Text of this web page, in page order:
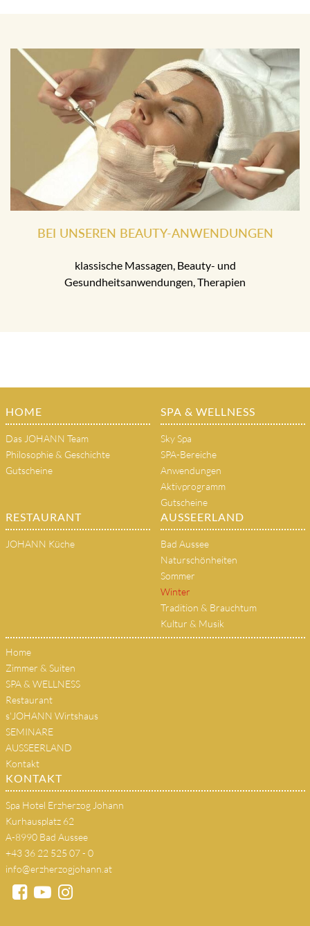
BEI UNSEREN BEAUTY-ANWENDUNGEN
klassische Massagen, Beauty- und
Gesundheitsanwendungen, Therapien
HOME
Das JOHANN Team
Philosophie & Geschichte
Gutscheine
SPA & WELLNESS
Sky Spa
SPA-Bereiche
Anwendungen
Aktivprogramm
Gutscheine
RESTAURANT
JOHANN Küche
AUSSEERLAND
Bad Aussee
Naturschönheiten
Sommer
Winter
Tradition & Brauchtum
Kultur & Musik
Home
Zimmer & Suiten
SPA & WELLNESS
Restaurant
s'JOHANN Wirtshaus
SEMINARE
AUSSEERLAND
Kontakt
KONTAKT
Spa Hotel Erzherzog Johann
Kurhausplatz 62
A-8990 Bad Aussee
+43 36 22 525 07 - 0
info@erzherzogjohann.at